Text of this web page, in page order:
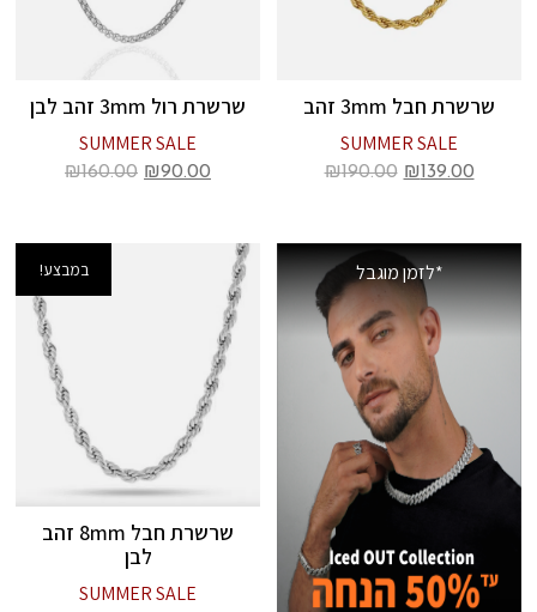
שרשרת חבל 3mm זהב
SUMMER SALE
₪ 139.00
₪190.00
שרשרת רול 3mm זהב לבן
SUMMER SALE
₪90.00
₪160.00
*לזמן מוגבל במבצע!
שרשרת חבל 8mm זהב
לבן
SUMMER SALE